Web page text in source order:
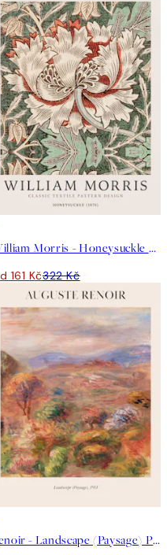
William Morris - Honeysuckle Plakát
161 Kč322 Kč
Renoir - Landscape (Paysage) Plakát